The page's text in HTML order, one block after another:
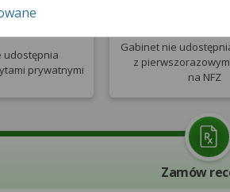
udostępnia
prywatnymi
Gabinet nie
z
na NFZ
Zamów
zgody jest dobrowolne, a
na przetwarzanie Twoich
lub chcesz przeprowadzić
zaawansowanych”.
temat wykorzystywania narzędzi